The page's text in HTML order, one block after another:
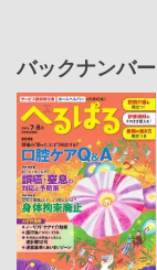
バックナンバー